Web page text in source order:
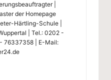
|
der Homepage
Härtling-Schule |
| Tel.: 0202 -
76337358 | E-Mail: